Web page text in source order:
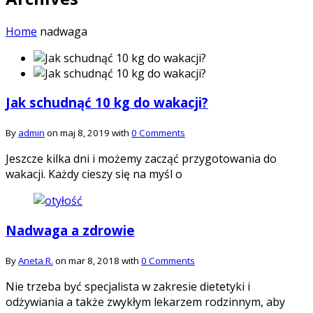
Home nadwaga
Jak schudnąć 10 kg do wakacji?
By admin on maj 8, 2019 with 0 Comments
Jeszcze kilka dni i możemy zacząć przygotowania do
wakacji. Każdy cieszy się na myśl o
Nadwaga a zdrowie
ByAneta R. on mar 8, 2018 with 0 Comments
Nie trzeba być specjalista w zakresie dietetyki i
odżywiania a także zwykłym lekarzem rodzinnym, aby